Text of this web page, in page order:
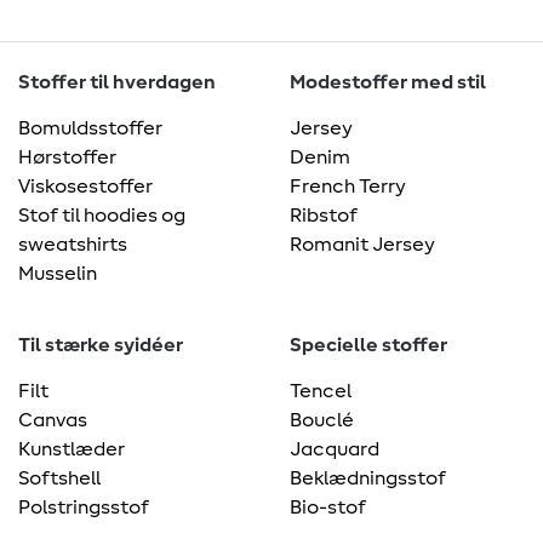
Stoffer til hverdagen
Bomuldsstoffer
Hørstoffer
Viskosestoffer
Stof til hoodies og
sweatshirts
Musselin
Modestoffer med stil
Jersey
Denim
French Terry
Ribstof
Romanit Jersey
Til stærke syidéer
Filt
Canvas
Kunstlæder
Softshell
Polstringsstof
Specielle stoffer
Tencel
Bouclé
Jacquard
Beklædningsstof
Bio-stof